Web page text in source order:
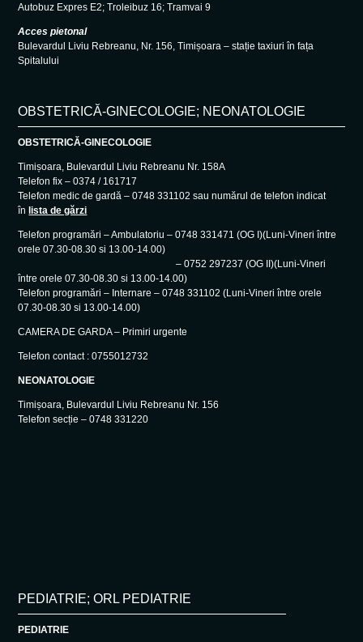
Autobuz Expres E2; Troleibuz 16; Tramvai 9
Acces pietonal
Bulevardul Liviu Rebreanu, Nr. 156, Timișoara – stație taxiuri în fața
Spitalului
OBSTETRICĂ-GINECOLOGIE; NEONATOLOGIE
OBSTETRICĂ-GINECOLOGIE
Timișoara, Bulevardul Liviu Rebreanu Nr. 158A
Telefon fix – 0374 / 161717
Telefon medic de gardă – 0748 331102 sau numărul de telefon indicat
în lista de gărzi
Telefon programări – Ambulatoriu – 0748 331471 (OG I)(Luni-Vineri între
orele 07.30-08.30 si 13.00-14.00)
– 0752 297237 (OG II)(Luni-Vineri
între orele 07.30-08.30 si 13.00-14.00)
Telefon programări – Internare – 0748 331102 (Luni-Vineri între orele
07.30-08.30 si 13.00-14.00)
CAMERA DE GARDA – Primiri urgente
Telefon contact : 0755012732
NEONATOLOGIE
Timișoara, Bulevardul Liviu Rebreanu Nr. 156
Telefon secție – 0748 331220
PEDIATRIE; ORL PEDIATRIE
PEDIATRIE